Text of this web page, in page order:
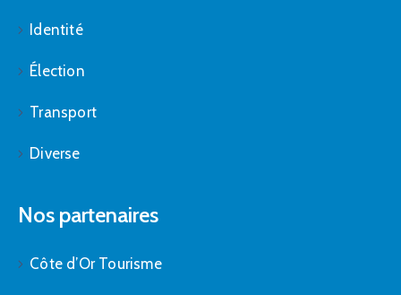
Identité
Élection
Transport
Diverse
Nos partenaires
Côte d’Or Tourisme